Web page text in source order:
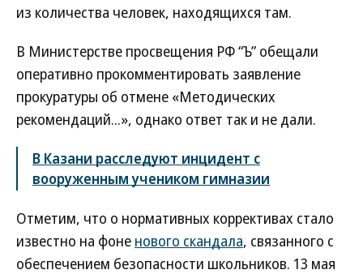
из количества человек, находящихся там.
В Министерстве просвещения РФ “Ъ” обещали
оперативно прокомментировать заявление
прокуратуры об отмене «Методических
рекомендаций...», однако ответ так и не дали.
В Казани расследуют инцидент с
вооруженным учеником гимназии
Отметим, что о нормативных коррективах стало
известно на фоне нового скандала, связанного с
обеспечением безопасности школьников. 13 мая